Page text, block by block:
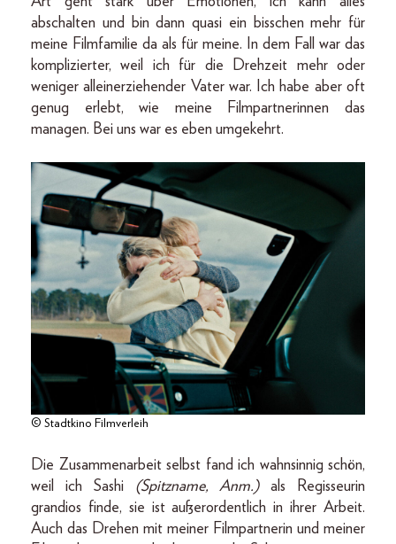
abschalten und bin dann quasi ein bisschen mehr für
meine Filmfamilie da als für meine. In dem Fall war das
komplizierter, weil ich für die Drehzeit mehr oder
weniger alleinerziehender Vater war. Ich habe aber oft
genug erlebt, wie meine Filmpartnerinnen das
managen. Bei uns war es eben umgekehrt.
© Stadtkino Filmverleih
Die Zusammenarbeit selbst fand ich wahnsinnig schön,
weil ich Sashi(Spitzname, Anm.)als Regisseurin
grandios finde, sie ist außerordentlich in ihrer Arbeit.
Auch das Drehen mit meiner Filmpartnerin und meiner